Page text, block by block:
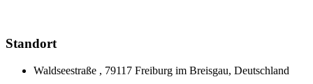
Standort
Waldseestraße , 79117 Freiburg im Breisgau, Deutschland